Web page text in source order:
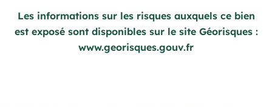
Les informations sur les risques auxquels ce bien
est exposé sont disponibles sur le site Géorisques :
www.georisques.gouv.fr